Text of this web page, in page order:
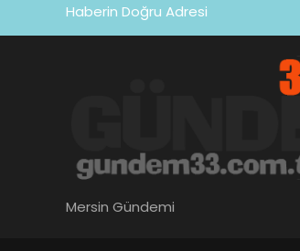
Haberin Doğru Adresi
Mersin Gündemi